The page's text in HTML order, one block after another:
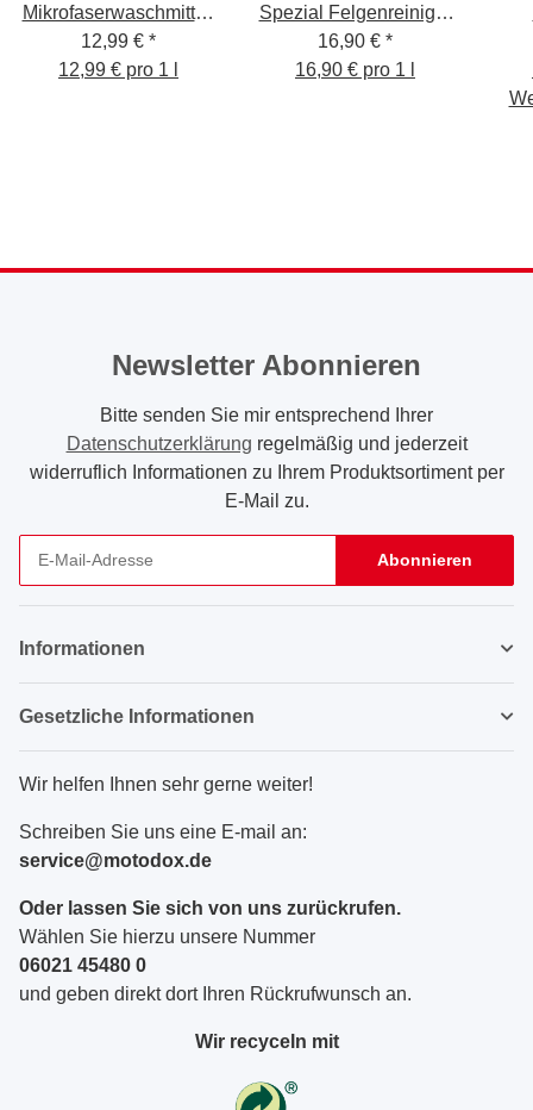
Mikrofaserwaschmittel,
1L
12,99 € *
12,99 € pro 1 l
Spezial Felgenreiniger
Säurefrei Grün 1L
16,90 € *
16,90 € pro 1 l
Newsletter Abonnieren
Bitte senden Sie mir entsprechend Ihrer
Datenschutzerklärung regelmäßig und jederzeit
widerruflich Informationen zu Ihrem Produktsortiment per
E-Mail zu.
Abonnieren
Informationen
Gesetzliche Informationen
Wir helfen Ihnen sehr gerne weiter!
Schreiben Sie uns eine E-mail an:
service@motodox.de
Oder lassen Sie sich von uns zurückrufen.
Wählen Sie hierzu unsere Nummer
06021 45480 0
und geben direkt dort Ihren Rückrufwunsch an.
Wir recyceln mit